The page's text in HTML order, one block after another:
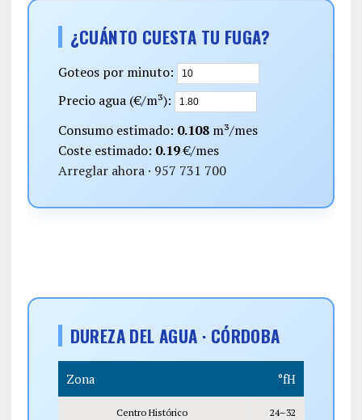
¿CUÁNTO CUESTA TU FUGA?
Goteos por minuto:
Precio agua (€/m³):
Consumo estimado: 0.108m³/mes
Coste estimado: 0.19€/mes
Arreglar ahora · 957 731 700
DUREZA DEL AGUA · CÓRDOBA
Zona °fH
Centro Histórico 24–32